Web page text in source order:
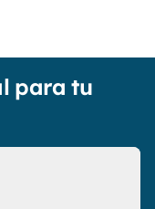
para tu